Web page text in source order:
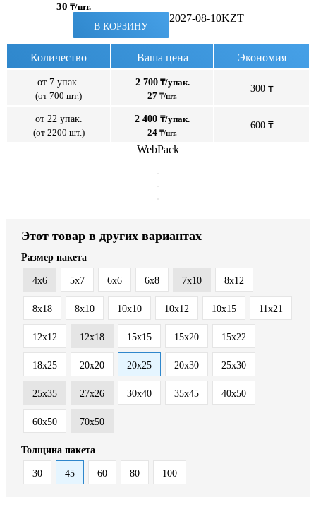
30 ₸/шт.
В КОРЗИНУ
2027-08-10KZT
Количество Ваша цена Экономия
от 7 упак.
(от 700 шт.)
2 700₸/упак.
27 ₸/шт.
300 ₸
от 22 упак.
(от 2200 шт.)
2 400 ₸/упак.
24 ₸/шт.
600 ₸
WebPack
Этот товар в других вариантах
Размер пакета
4x6 5x7 6x6 6x8 7x10 8x12
8x18 8х10 10x10 10x12 10x15 11x21
12x12 12x18 15x15 15x20 15x22
18x25 20x20 20x25 20x30 25x30
25x35 27x26 30x40 35x45 40x50
60x50 70x50
Толщина пакета
30 45 60 80 100